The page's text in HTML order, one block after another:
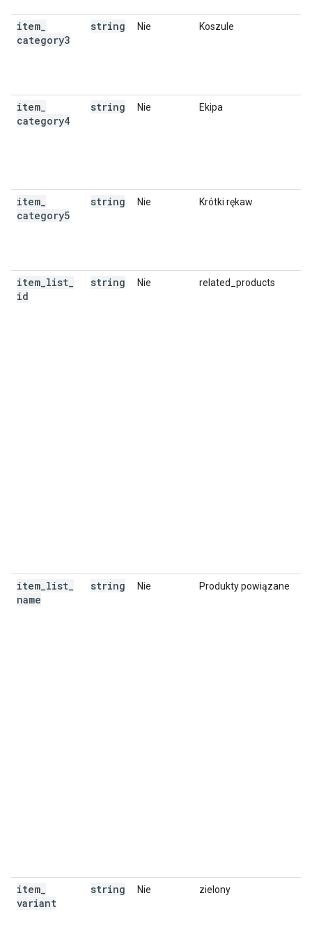
item
category3
string Nie Koszule
item
category4
string Nie Ekipa
item
category5
string Nie Krótki rękaw
item list
id
string Nie related_products
item list
name
string Nie Produkty powiązane
item
variant
string Nie zielony